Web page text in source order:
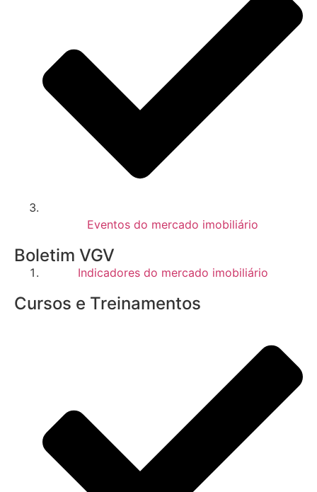
Eventos do mercado imobiliário
Boletim VGV
Indicadores do mercado imobiliário
Cursos e Treinamentos